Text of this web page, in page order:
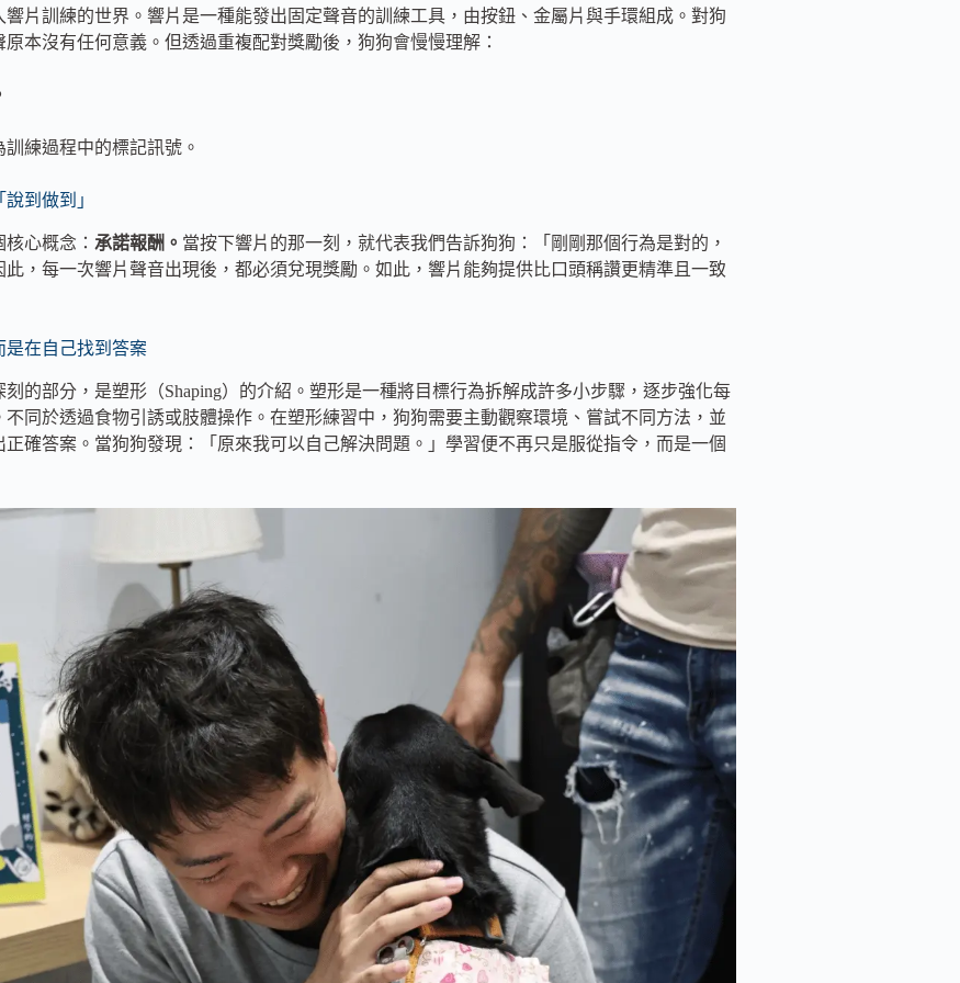
片訓練的世界。響片是一種能發出固定聲音的訓練工具，由按鈕、金屬片與手環組成。對狗
本沒有任何意義。但透過重複配對獎勵後，狗狗會慢慢理解：
練過程中的標記訊號。
到做到」
心概念： 承諾報酬。 當按下響片的那一刻，就代表我們告訴狗狗：「剛剛那個行為是對的，
，每一次響片聲音出現後，都必須兌現獎勵。如此，響片能夠提供比口頭稱讚更精準且一致
是在自己找到答案
的部分，是塑形（Shaping）的介紹。塑形是一種將目標行為拆解成許多小步驟，逐步強化每
同於透過食物引誘或肢體操作。在塑形練習中，狗狗需要主動觀察環境、嘗試不同方法，並
確答案。當狗狗發現：「原來我可以自己解決問題。」學習便不再只是服從指令，而是一個